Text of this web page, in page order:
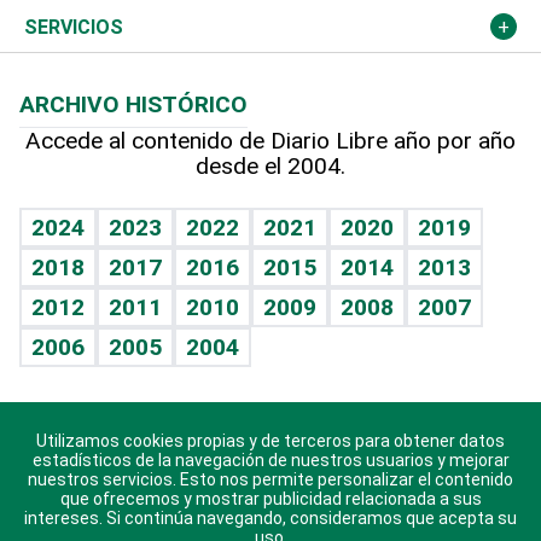
Resto del mundo
Economía personal
Podcast Arte Libre
Hablando con el pediatra
Vida y familia
Eñe
Celebrando la vida
Sin complejos
En pocas palabras
Escuchando al corazón
Economía Personal
Más deportes
Línea de hit
TBT Deportivo
Columnistas
Más firmas
Cambio climático
Opinión
Hecho en casa
Guía del dinero
SERVICIOS
Cumpleaños
Horóscopos
Crucigramas
ARCHIVO HISTÓRICO
Accede al contenido de Diario Libre año por año
desde el 2004.
2024 2023 2022 2021 2020
2019
2018
2017 2016 2015 2014
2013
2012
2011 2010 2009 2008
2007
2006
2005 2004
Descarga nuestras aplicaciones para Android, iOS y
sistema Huawei.
Utilizamos cookies propias y de terceros para obtener datos
estadísticos de la navegación de nuestros usuarios y mejorar
nuestros servicios. Esto nos permite personalizar el contenido
que ofrecemos y mostrar publicidad relacionada a sus
intereses. Si continúa navegando, consideramos que acepta su